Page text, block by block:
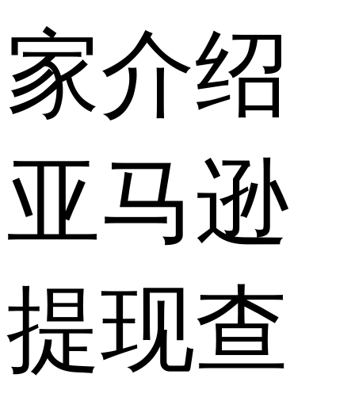
家介绍
亚马逊
提现查